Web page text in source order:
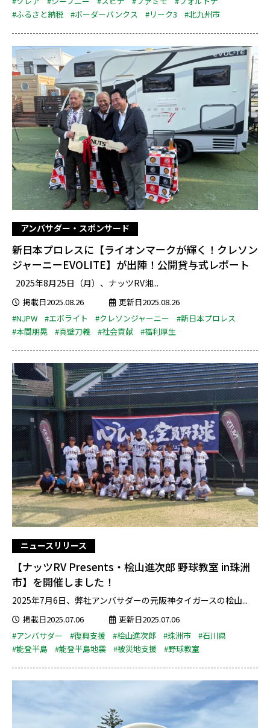
#ふるさと納税
#ボーダーバンクス #リーク3 #北九州市
アンバサダー・スポンサード
新日本プロレスに【ライオンマークが輝く！クレソン
ジャーニーEVOLITE】が出陣！公開貸与式レポート
2025年8月25日（月）、ナッツRV湘...
掲載日2025.08.26
更新日2025.08.26
#NJPW
#エボライト #クレソンジャーニー
#新日本プロレス
#本間朋晃
#真壁刀義 #社会貢献 #福利厚生
ニュースリリース
【ナッツRV Presents・桧山進次郎 野球教室 in珠洲
市】を開催しました！
2025年7月6日、弊社アンバサダーの元阪神タイガースの桧山...
掲載日2025.07.06
更新日2025.07.06
#アンバサダー
#復興支援 #桧山進次郎 #珠洲市
#石川県
#能登半島
#能登半島地震 #被災地支援 #野球教室